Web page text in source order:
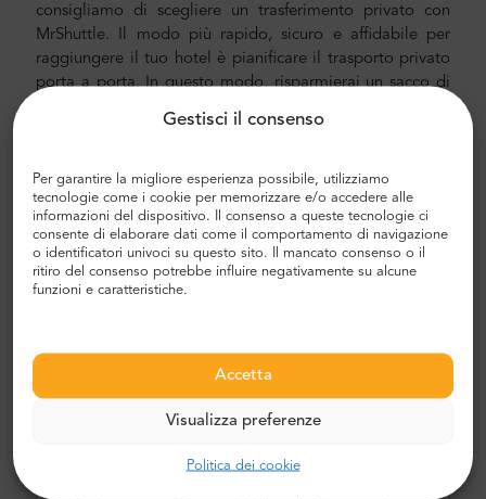
Gestisci il consenso
Per garantire la migliore esperienza possibile, utilizziamo
tecnologie come i cookie per memorizzare e/o accedere alle
informazioni del dispositivo. Il consenso a queste tecnologie ci
consente di elaborare dati come il comportamento di navigazione
o identificatori univoci su questo sito. Il mancato consenso o il
ritiro del consenso potrebbe influire negativamente su alcune
funzioni e caratteristiche.
Accetta
Visualizza preferenze
Politica dei cookie
consigliamo di scegliere un trasferimento privato con
MrShuttle. Il modo più rapido, sicuro e affidabile per
raggiungere il tuo hotel è pianificare il trasporto privato
porta a porta. In questo modo, risparmierai un sacco di
tempo poiché puoi saltare lo spiacevole processo di
Trasferimento aeroporto e città
Alla ricerca di un trasferimento aeroportuale affidabile e
conveniente? Prenotane uno con Mr.Shuttle, una scelta di
viaggiatori degli utenti di Trip-Advisor. Offriamo il
Il nostro equipaggio è composto da piloti veterani
esperti, che parlano fluentemente inglese.
Costo del trasferimento in aeroporto e città
Il prezzo del trasporto aeroportuale privato di Mr. Shuttle